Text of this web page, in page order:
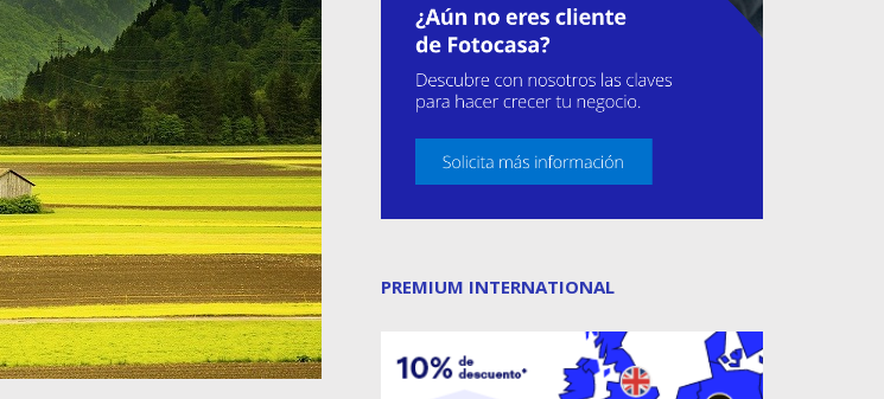
PREMIUM INTERNATIONAL